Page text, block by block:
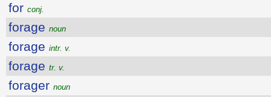
for conj.
forage noun
forage intr. v.
forage tr. v.
forager noun